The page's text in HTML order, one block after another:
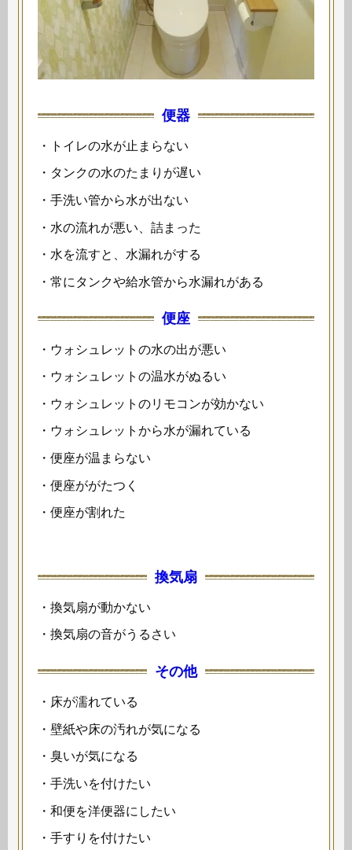
便器
・トイレの水が止まらない
・タンクの水のたまりが遅い
・手洗い管から水が出ない
・水の流れが悪い、詰まった
・水を流すと、水漏れがする
・常にタンクや給水管から水漏れがある
便座
・ウォシュレットの水の出が悪い
・ウォシュレットの温水がぬるい
・ウォシュレットのリモコンが効かない
・ウォシュレットから水が漏れている
・便座が温まらない
・便座ががたつく
・便座が割れた
換気扇
・換気扇が動かない
・換気扇の音がうるさい
その他
・床が濡れている
・壁紙や床の汚れが気になる
・臭いが気になる
・手洗いを付けたい
・和便を洋便器にしたい
・手すりを付けたい